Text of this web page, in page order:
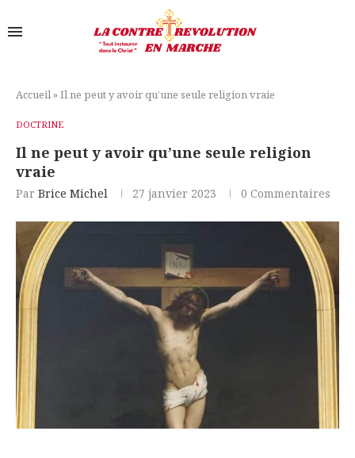
Accueil»Il ne peut y avoir qu’une seule religion vraie
DOCTRINE
Il ne peut y avoir qu’une seule religion
vraie
Par Brice Michel 27 janvier 2023 0 Commentaires